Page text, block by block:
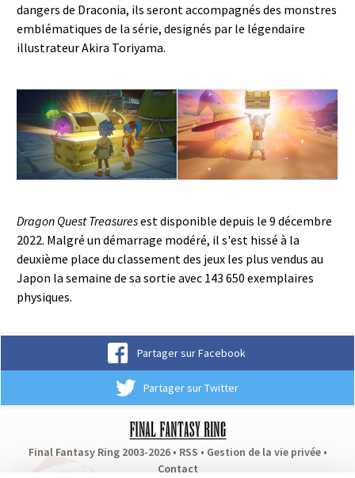
dangers de Draconia, ils seront accompagnés des monstres
emblématiques de la série, designés par le légendaire
illustrateur Akira Toriyama.
Dragon Quest Treasuresest disponible depuis le 9 décembre
2022. Malgré un démarrage modéré, il s'est hissé à la
deuxième place du classement des jeux les plus vendus au
Japon la semaine de sa sortie avec 143 650 exemplaires
physiques.
Partager sur Facebook
Partager sur Twitter
Final Fantasy Ring 2003-2026 • RSS • Gestion de la vie privée•
Contact